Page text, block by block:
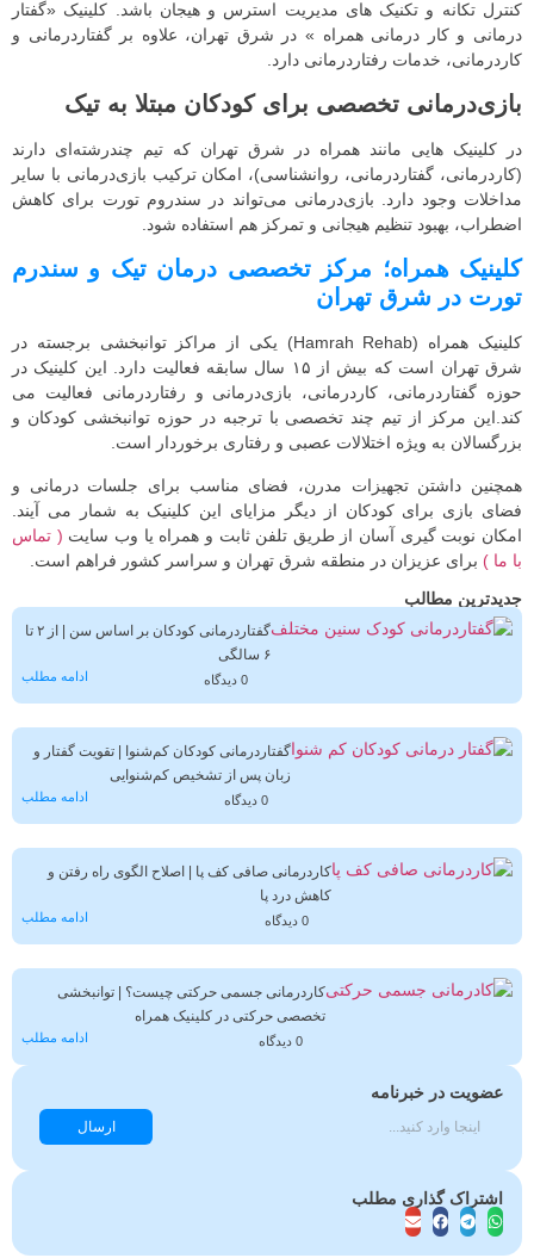
کنترل تکانه و تکنیک‌ های مدیریت استرس و هیجان باشد. کلینیک «گفتار
درمانی و کار درمانی همراه » در شرق تهران، علاوه بر گفتاردرمانی و
کاردرمانی، خدمات رفتاردرمانی دارد.
بازی‌درمانی تخصصی برای کودکان مبتلا به تیک
در کلینیک‌ هایی مانند همراه در شرق تهران که تیم چندرشته‌ای دارند
(کاردرمانی، گفتاردرمانی، روانشناسی)، امکان ترکیب بازی‌درمانی با سایر
مداخلات وجود دارد. بازی‌درمانی می‌تواند در سندروم تورت برای کاهش
اضطراب، بهبود تنظیم هیجانی و تمرکز هم استفاده شود.
کلینیک همراه؛ مرکز تخصصی درمان تیک و سندرم
تورت در شرق تهران
کلینیک همراه (Hamrah Rehab) یکی از مراکز توانبخشی برجسته در
شرق تهران است که بیش از ۱۵ سال سابقه فعالیت دارد. این کلینیک در
حوزه گفتار‌درمانی، کار‌درمانی، بازی‌درمانی و رفتاردرمانی فعالیت می‌
کند.این مرکز از تیم چند تخصصی با ترجبه در حوزه توانبخشی کودکان و
بزرگسالان به ویژه اختلالات عصبی و رفتاری برخوردار است.
همچنین داشتن تجهیزات مدرن، فضای مناسب برای جلسات درمانی و
فضای بازی برای کودکان از دیگر مزایای این کلینیک به شمار می آیند.
امکان نوبت گیری آسان از طریق تلفن ثابت و همراه یا وب سایت ( تماس
با ما ) برای عزیزان در منطقه شرق تهران و سراسر کشور فراهم است.
جدیدترین مطالب
گفتاردرمانی کودکان بر اساس سن | از ۲ تا
۶ سالگی
ادامه مطلب
0 دیدگاه
گفتاردرمانی کودکان کم‌شنوا | تقویت گفتار و
زبان پس از تشخیص کم‌شنوایی
ادامه مطلب
0 دیدگاه
کاردرمانی صافی کف پا | اصلاح الگوی راه رفتن و
کاهش درد پا
ادامه مطلب
0 دیدگاه
کاردرمانی جسمی حرکتی چیست؟ | توانبخشی
تخصصی حرکتی در کلینیک همراه
ادامه مطلب
0 دیدگاه
عضویت در خبرنامه
ارسال
اشتراک گذاری مطلب